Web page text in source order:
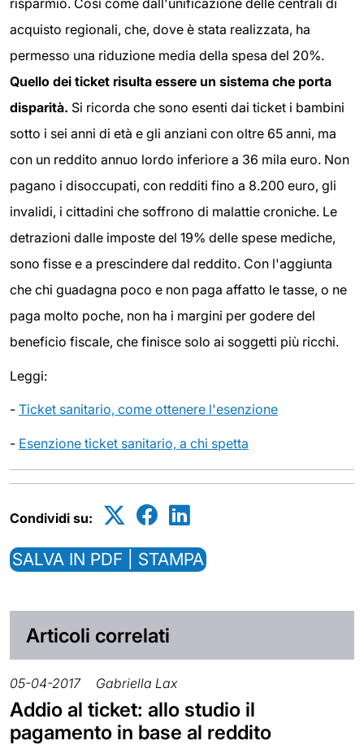
risparmio. Così come dall'unificazione delle centrali di
acquisto regionali, che, dove è stata realizzata, ha
permesso una riduzione media della spesa del 20%.
Quello dei ticket risulta essere un sistema che porta
disparità. Si ricorda che sono esenti dai ticket i bambini
sotto i sei anni di età e gli anziani con oltre 65 anni, ma
con un reddito annuo lordo inferiore a 36 mila euro. Non
pagano i disoccupati, con redditi fino a 8.200 euro, gli
invalidi, i cittadini che soffrono di malattie croniche. Le
detrazioni dalle imposte del 19% delle spese mediche,
sono fisse e a prescindere dal reddito. Con l'aggiunta
che chi guadagna poco e non paga affatto le tasse, o ne
paga molto poche, non ha i margini per godere del
beneficio fiscale, che finisce solo ai soggetti più ricchi.
Leggi:
- Ticket sanitario, come ottenere l'esenzione
- Esenzione ticket sanitario, a chi spetta
Condividi su:
SALVA IN PDF | STAMPA
Articoli correlati
05-04-2017 Gabriella Lax
Addio al ticket: allo studio il
pagamento in base al reddito